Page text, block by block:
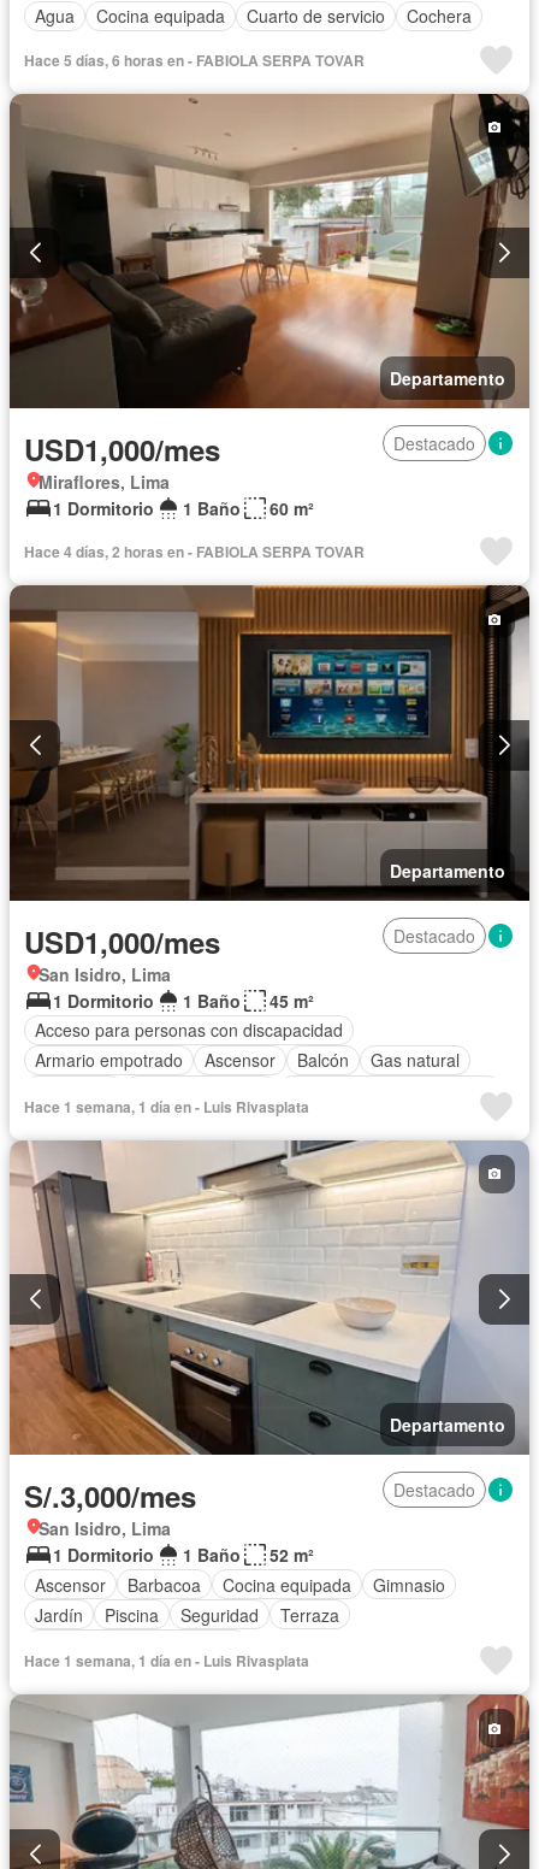
Agua
Cocina equipada Cuarto de servicio Cochera
Hace 5 días, 6 horas en - FABIOLA SERPA TOVAR
Departamento
USD1,000/mes
Destacado
Miraflores, Lima
1 Dormitorio
1 Baño 60 m²
Hace 4 días, 2 horas en - FABIOLA SERPA TOVAR
Departamento
USD1,000/mes
Destacado
San Isidro, Lima
1 Dormitorio
1 Baño
45 m²
Acceso para personas con discapacidad
Armario empotrado
Ascensor Balcón
Gas natural
Completamente amoblado
Hace 1 semana, 1 día en - Luis Rivasplata
Departamento
S/.3,000/mes
Destacado
San Isidro, Lima
1 Dormitorio
1 Baño
52 m²
Ascensor
Barbacoa Cocina equipada
Gimnasio
Jardín
Piscina Seguridad
Terraza
Hace 1 semana, 1 día en - Luis Rivasplata